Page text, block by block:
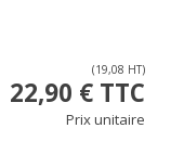
(19,08 HT)
22,90 € TTC
Prix unitaire